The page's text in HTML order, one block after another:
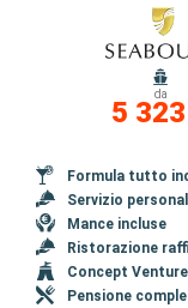
da
5
Formula tutto
Servizio
Mance incluse
Ristorazione
Concept
Pensione